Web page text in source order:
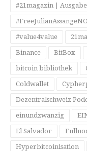
#21magazin |
#value4value
Binance BitBox
bitcoin bibliothek
Coldwallet
Dezentralschweiz
einundzwanzig
El Salvador
Hyperbitcoinisation